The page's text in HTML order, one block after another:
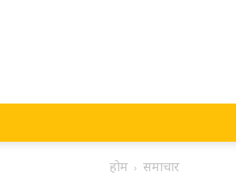
होम समाचार